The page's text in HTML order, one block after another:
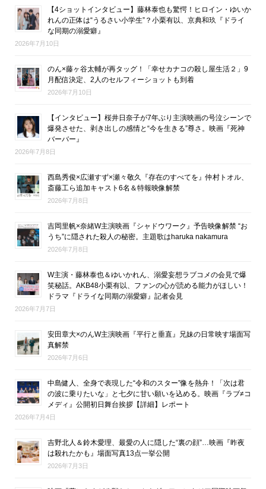
【4ショットインタビュー】藤林泰也も驚愕！ヒロイン・ゆいか
れんの正体は“うるさい小学生”？小栗有以、京典和玖『ドライ
な同期の溺愛癖』
2026年7月10日
のん×藤ヶ谷太輔が再タッグ！「幸せカナコの殺し屋生活２」9
月配信決定、2人のセルフィーショットも到着
2026年7月10日
【インタビュー】桜井日奈子が7年ぶり主演映画の号泣シーンで
爆発させた、剥き出しの感情と“今を生きる”尊さ。映画『死神
バーバー』
2026年7月8日
西島秀俊×広瀬すず×瀬々敬久『存在のすべてを』仲村トオル、
斎藤工ら追加キャスト6名＆特報映像解禁
2026年7月8日
吉岡里帆×奈緒W主演映画『シャドウワーク』予告映像解禁 “お
うち”に隠された殺人の秘密。主題歌はharuka nakamura
2026年7月8日
W主演・藤林泰也＆ゆいかれん、溺愛妄想ラブコメの会見で爆
笑秘話。AKB48小栗有以、ファンの心が読める能力がほしい！
ドラマ『ドライな同期の溺愛癖』記者会見
2026年7月7日
安田章大×のんW主演映画『平行と垂直』兄妹の日常映す場面写
真解禁
2026年7月6日
中島健人、全身で表現した“令和のスター”像を熱弁！「次は君
の波に乗りたいな」と七夕に甘い願いを込める。映画『ラブ≠コ
メディ』公開初日舞台挨拶【詳細】レポート
2026年7月4日
吉野北人＆鈴木愛理、最愛の人に隠した“裏の顔”…映画『昨夜
は殺れたかも』場面写真13点一挙公開
2026年7月3日